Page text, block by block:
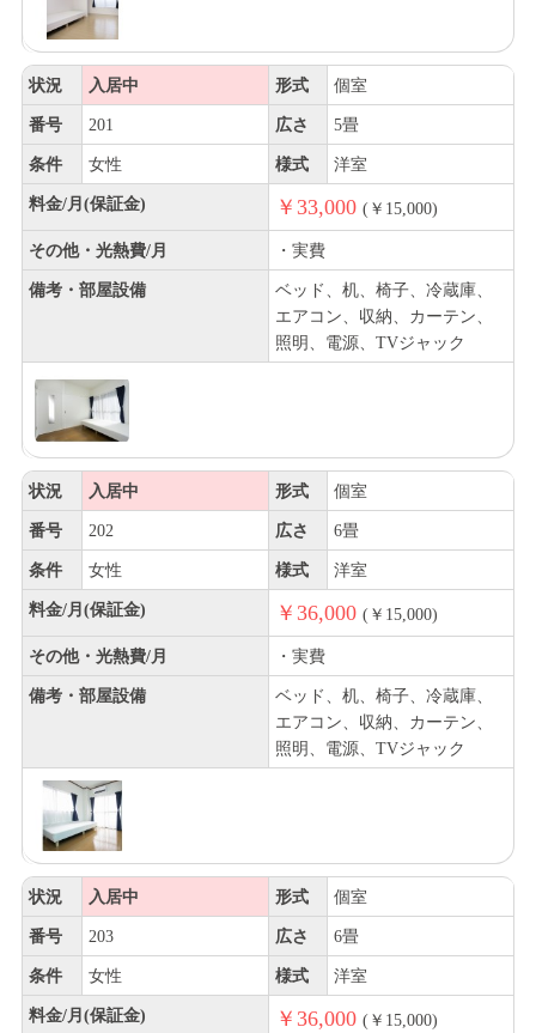
状況 入居中 形式 個室
番号 201 広さ 5畳
条件 女性 様式 洋室
料金/月(保証金) ￥33,000 (￥15,000)
その他・光熱費/月 ・実費
備考・部屋設備
ベッド、机、椅子、冷蔵庫、
エアコン、収納、カーテン、
照明、電源、TVジャック
状況 入居中 形式 個室
番号 202 広さ 6畳
条件 女性 様式 洋室
料金/月(保証金) ￥36,000 (￥15,000)
その他・光熱費/月 ・実費
備考・部屋設備
ベッド、机、椅子、冷蔵庫、
エアコン、収納、カーテン、
照明、電源、TVジャック
状況 入居中 形式 個室
番号 203 広さ 6畳
条件 女性 様式 洋室
料金/月(保証金) ￥36,000 (￥15,000)